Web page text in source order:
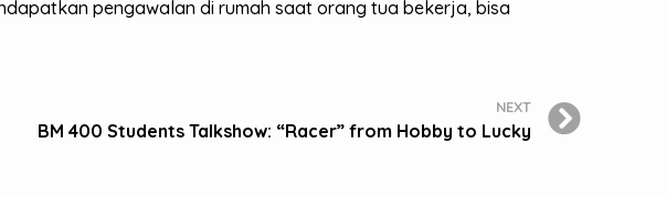
pengawalan di rumah saat orang tua bekerja, bisa
NEXT
BM 400 Students Talkshow: “Racer” from Hobby to Lucky